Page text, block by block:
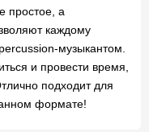
простое, а
каждому
музыкантом.
и провести время,
подходит для
формате!